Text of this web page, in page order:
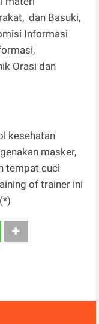
dan Basuki,
Informasi
Orasi dan
kesehatan
masker,
tempat cuci
of trainer ini